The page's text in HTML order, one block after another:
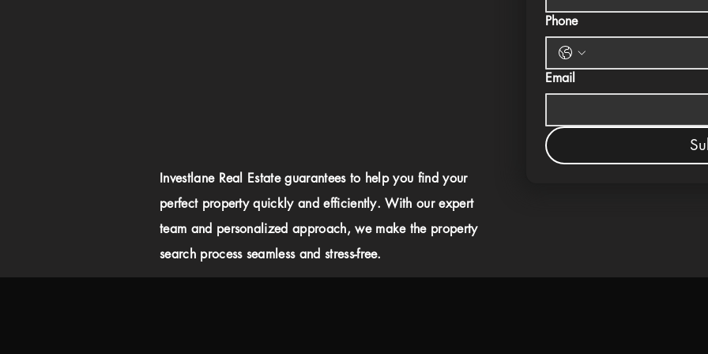
Investlane Real Estate guarantees to help you find your
perfect property quickly and efficiently. With our expert
team and personalized approach, we make the property
search process seamless and stress-free.
Phone
Email